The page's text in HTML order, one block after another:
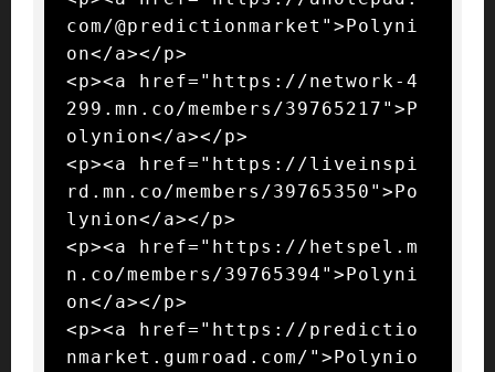
com/@predictionmarket">Polyni
on</a></p>
<p><a href="https://network-4
299.mn.co/members/39765217">P
olynion</a></p>
<p><a href="https://liveinspi
rd.mn.co/members/39765350">Po
lynion</a></p>
<p><a href="https://hetspel.m
n.co/members/39765394">Polyni
on</a></p>
<p><a href="https://predictio
nmarket.gumroad.com/">Polynio